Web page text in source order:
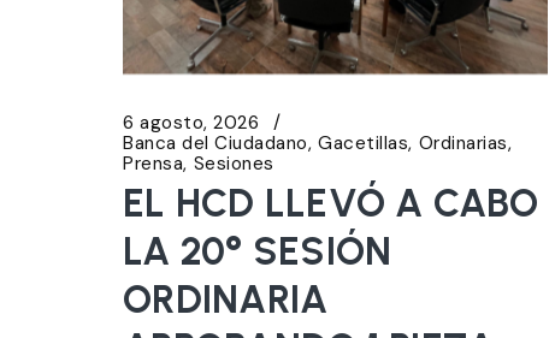
6 agosto, 2026
Banca del Ciudadano Gacetillas Ordinarias
Prensa Sesiones
EL HCD LLEVÓ A CABO
LA 20° SESIÓN
ORDINARIA